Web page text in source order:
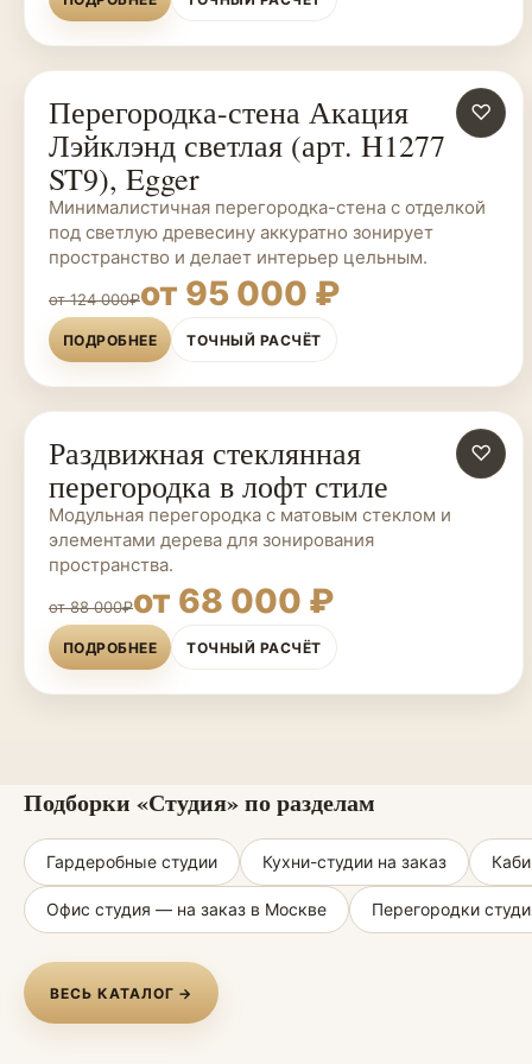
ПЕРЕГОРОДКИ НА ЗАКАЗ ♡
Перегородка-стена Акация
Лэйклэнд светлая (арт. H1277
ST9), Egger
Минималистичная перегородка-стена с отделкой
под светлую древесину аккуратно зонирует
пространство и делает интерьер цельным.
от 124 000₽от 95 000 ₽
ПОДРОБНЕЕ ТОЧНЫЙ РАСЧЁТ
ПЕРЕГОРОДКИ НА ЗАКАЗ ♡
Раздвижная стеклянная
перегородка в лофт стиле
Модульная перегородка с матовым стеклом и
элементами дерева для зонирования
пространства.
от 88 000₽от 68 000 ₽
ПОДРОБНЕЕ ТОЧНЫЙ РАСЧЁТ
Подборки «Студия» по разделам
Гардеробные студии Кухни-студии на заказ
Офис студия — на заказ в Москве Перегородки
ВЕСЬ КАТАЛОГ →